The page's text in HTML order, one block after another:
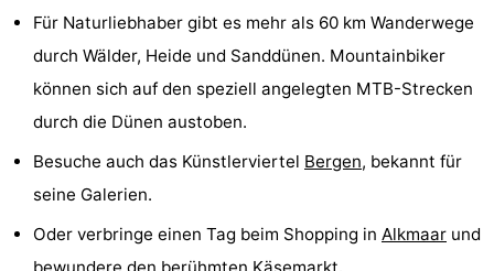
Egmond
aan
Zee
-
Noordhollands
duinreservaat
Wijk
aan
Natur
-
Für Naturliebhaber gibt es mehr als 60 km Wanderwege
durch Wälder, Heide und Sanddünen. Mountainbiker
können sich auf den speziell angelegten MTB-Strecken
durch die Dünen austoben.
Besuche auch das Künstlerviertel Bergen, bekannt für
seine Galerien.
Oder verbringe einen Tag beim Shopping in Alkmaar und